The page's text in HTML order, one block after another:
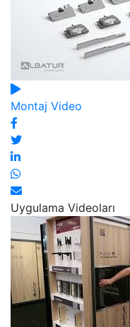
Montaj Video
Uygulama Videoları